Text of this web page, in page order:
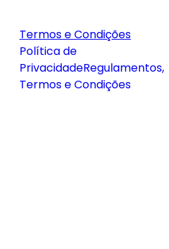
Termos e Condições
Política de
PrivacidadeRegulamentos,
Termos e Condições